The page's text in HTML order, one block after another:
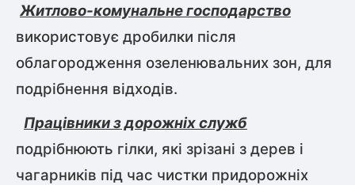
Житлово-комунальне господарство
використовує дробилки після
облагородження озеленювальних зон, для
подрібнення відходів.
Працівники з дорожніх служб
подрібнюють гілки, які зрізані з дерев і
чагарників під час чистки придорожніх